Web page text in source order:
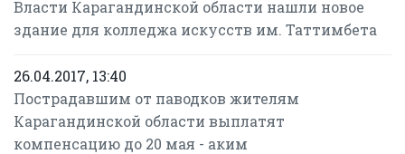
Власти Карагандинской области нашли новое
здание для колледжа искусств им. Таттимбета
26.04.2017, 13:40
Пострадавшим от паводков жителям
Карагандинской области выплатят
компенсацию до 20 мая - аким